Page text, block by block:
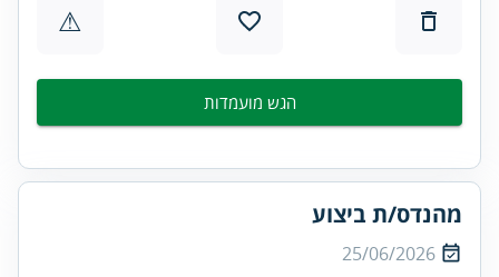
⚠
הגש מועמדות
מהנדס/ת ביצוע
25/06/2026